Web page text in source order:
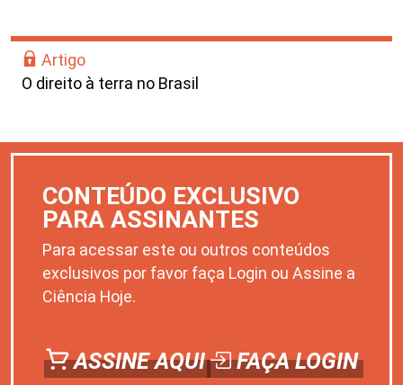
Artigo
O direito à terra no Brasil
CONTEÚDO EXCLUSIVO
PARA ASSINANTES
Para acessar este ou outros conteúdos
exclusivos por favor faça Login ou Assine a
Ciência Hoje.
ASSINE AQUI FAÇA LOGIN